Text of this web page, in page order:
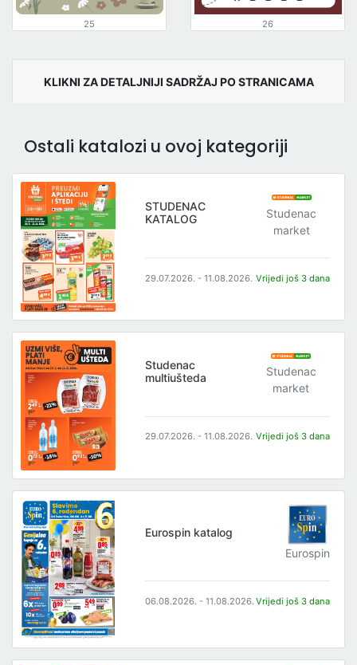
25 26
KLIKNI ZA DETALJNIJI SADRŽAJ PO STRANICAMA
Ostali katalozi u ovoj kategoriji
STUDENAC
KATALOG
Studenac
market
29.07.2026. - 11.08.2026. Vrijedi još 3 dana
Studenac
multiušteda
Studenac
market
29.07.2026. - 11.08.2026. Vrijedi još 3 dana
Eurospin katalog
Eurospin
06.08.2026. - 11.08.2026. Vrijedi još 3 dana